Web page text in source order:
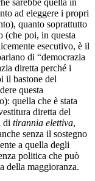
ad eleggere i propri
quanto soprattutto
(che poi, in questa
esecutivo, è il
di “democrazia
diretta perché i
il bastone del
questa
quella che è stata
diretta del
di tirannia elettiva,
senza il sostegno
a quella degli
politica che può
della maggioranza.